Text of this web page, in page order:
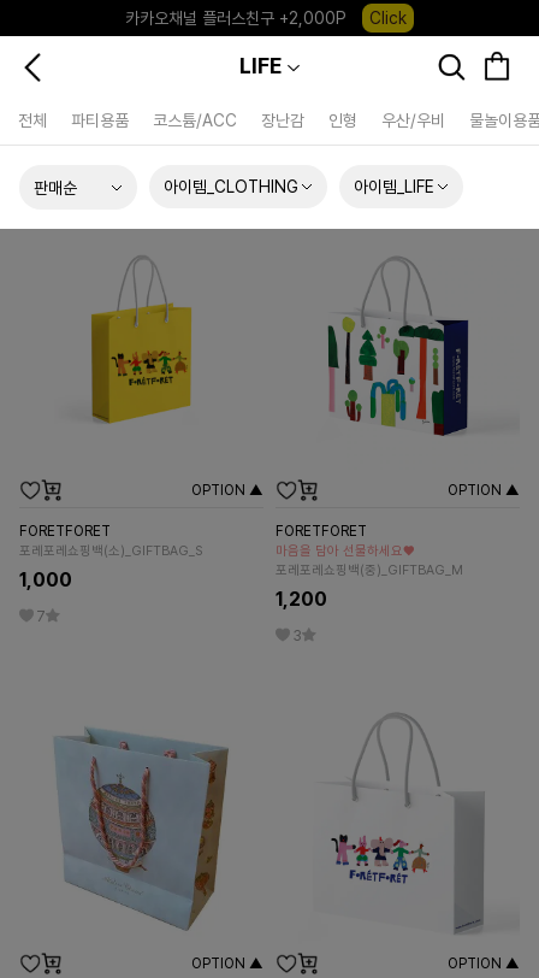
카카오채널 플러스친구 +2,000P
Click
포레포레 앱 다운로드 +3,000P
LIFE
전체 파티용품 코스튬/ACC 장난감 인형 우산/우비 물놀이용
아이템_CLOTHING 아이템_LIFE
OPTION ▲
FORETFORET
포레포레쇼핑백(소)_GIFTBAG_S
1,000
7
OPTION ▲
FORETFORET
마음을 담아 선물하세요♥
포레포레쇼핑백(중)_GIFTBAG_M
1,200
3
OPTION ▲ OPTION ▲